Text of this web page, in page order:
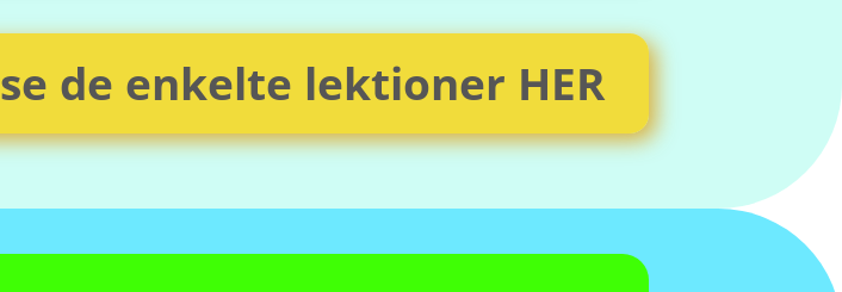
se de enkelte lektioner HER